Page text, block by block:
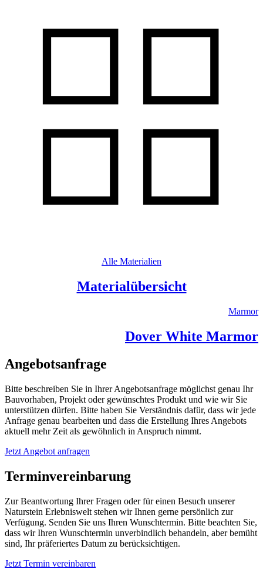
Alle Materialien
Materialübersicht
Marmor
Dover White Marmor
Angebotsanfrage
Bitte beschreiben Sie in Ihrer Angebotsanfrage möglichst genau Ihr
Bauvorhaben, Projekt oder gewünschtes Produkt und wie wir Sie
unterstützen dürfen. Bitte haben Sie Verständnis dafür, dass wir jede
Anfrage genau bearbeiten und dass die Erstellung Ihres Angebots
aktuell mehr Zeit als gewöhnlich in Anspruch nimmt.
Jetzt Angebot anfragen
Terminvereinbarung
Zur Beantwortung Ihrer Fragen oder für einen Besuch unserer
Naturstein Erlebniswelt stehen wir Ihnen gerne persönlich zur
Verfügung. Senden Sie uns Ihren Wunschtermin. Bitte beachten Sie,
dass wir Ihren Wunschtermin unverbindlich behandeln, aber bemüht
sind, Ihr präferiertes Datum zu berücksichtigen.
Jetzt Termin vereinbaren